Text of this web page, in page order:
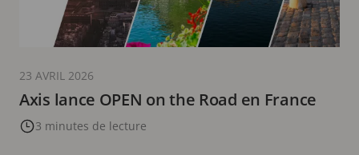
Axis lance OPEN on the Road en France
3 minutes de lecture
23 AVRIL 2026